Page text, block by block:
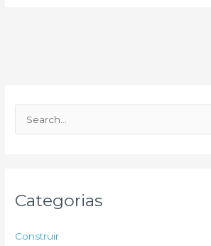
e
Categorias
Construir